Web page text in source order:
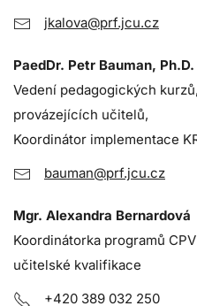
jkalova@prf.jcu.cz
PaedDr. Petr Bauman, Ph.D.
Vedení pedagogických
provázejících učitelů,
Koordinátor implementace
bauman@prf.jcu.cz
Mgr. Alexandra Bernardová
Koordinátorka programů
učitelské kvalifikace
+420 389 032 250